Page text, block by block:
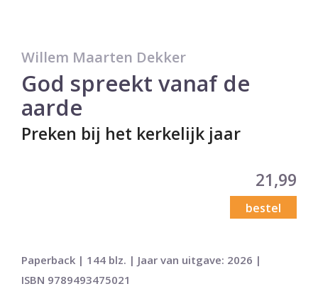
Willem Maarten Dekker
God spreekt vanaf de
aarde
Preken bij het kerkelijk jaar
21,99
bestel
Paperback | 144 blz. | Jaar van uitgave: 2026 |
ISBN 9789493475021